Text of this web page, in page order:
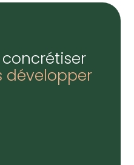
développer